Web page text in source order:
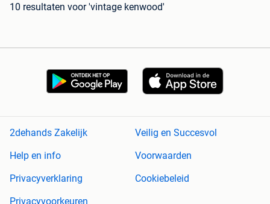
10 resultaten voor 'vintage kenwood'
2dehands Zakelijk
Veilig en Succesvol
Help en info
Voorwaarden
Privacyverklaring
Cookiebeleid
Privacyvoorkeuren